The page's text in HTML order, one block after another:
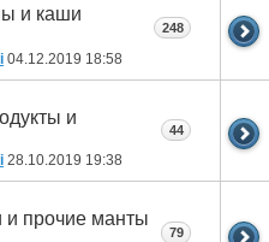
и каши
04.12.2019 18:58
248
и
28.10.2019 19:38
44
и прочие манты
79